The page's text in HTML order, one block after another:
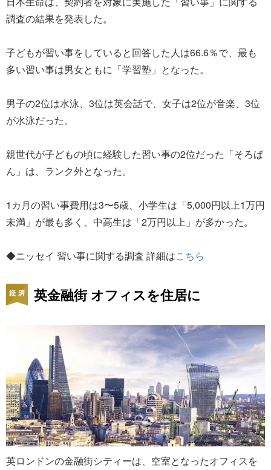
調査の結果を発表した。
子どもが習い事をしていると回答した人は66.6％で、最も
多い習い事は男女ともに「学習塾」となった。
男子の2位は水泳、3位は英会話で、女子は2位が音楽、3位
が水泳だった。
親世代が子どもの頃に経験した習い事の2位だった「そろば
ん」は、ランク外となった。
1カ月の習い事費用は3〜5歳、小学生は「5,000円以上1万円
未満」が最も多く、中高生は「2万円以上」が多かった。
◆ニッセイ 習い事に関する調査 詳細はこちら
英金融街 オフィスを住居に
英ロンドンの金融街シティーは、空室となったオフィスを